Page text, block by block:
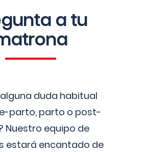
a tu
alguna duda habitual
parto, parto o post-
Nuestro equipo de
estará encantado de